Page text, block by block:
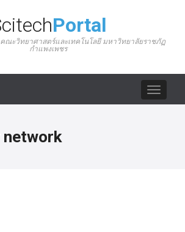
Portal
ณะวิทยาศาสตร์และเทคโนโลยี มหาวิทยาลัยราชภัฏ
กำแพงเพชร
Toggle